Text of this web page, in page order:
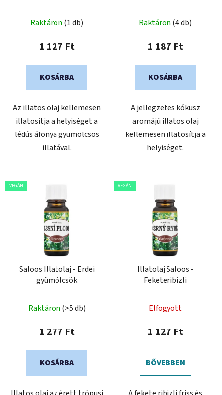
Raktáron (1 db)
1 127 Ft
KOSÁRBA
Az illatos olaj kellemesen
illatosítja a helyiséget a
lédús áfonya gyümölcsös
illatával.
Raktáron (4 db)
1 187 Ft
KOSÁRBA
A jellegzetes kókusz
aromájú illatos olaj
kellemesen illatosítja a
helyiséget.
VEGÁN
Saloos Illatolaj - Erdei
gyümölcsök
Raktáron (>5 db)
1 277 Ft
KOSÁRBA
VEGÁN
Illatolaj Saloos -
Feketeribizli
Elfogyott
1 127 Ft
BŐVEBBEN